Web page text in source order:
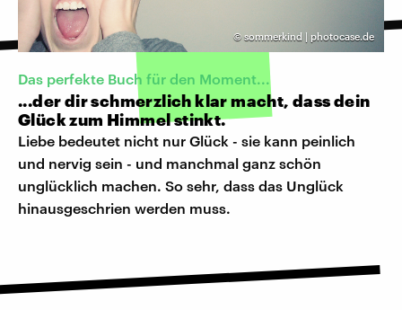
© sommerkind | photocase.de
Das perfekte Buch für den Moment...
...der dir schmerzlich klar macht, dass dein
Glück zum Himmel stinkt.
Liebe bedeutet nicht nur Glück - sie kann peinlich
und nervig sein - und manchmal ganz schön
unglücklich machen. So sehr, dass das Unglück
hinausgeschrien werden muss.